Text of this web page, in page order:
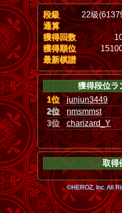
段級
22級
通算
獲得回数
獲得順位
最新棋譜
獲得段位ラ
1位
junjun3449
2位
nmsmmst
3位
charizard_Y
取得
©HEROZ, Inc. All